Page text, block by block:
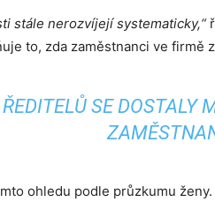
stále nerozvíjejí systematicky,“
to, zda zaměstnanci ve firmě
SE DOSTALY
ohledu podle průzkumu